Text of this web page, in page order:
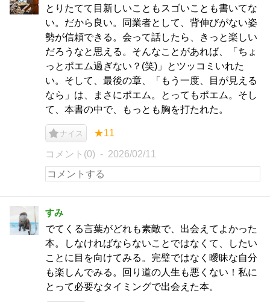
とりたてて目新しいこともスゴいことも書いてな
い。だから良い。同業者として、背伸びがない姿
勢が信頼できる。会って話したら、きっと楽しい
だろうなと思える。そんなことがあれば、「ちょ
っとポエム過ぎない？(笑)」とツッコミいれた
い。そして、最後の章、「もう一度、目が見える
なら」は、まさにポエム。とってもポエム。そし
て、本書の中で、もっとも胸を打たれた。
ナイス ★11
コメント(0) 2026/02/11
すみ
でてくる言葉がどれも素敵で、出会えてよかった
本。しなければならないことではなくて、したい
ことに目を向けてみる。完璧ではなく曖昧な自分
も楽しんでみる。回り道の人生も悪くない！私に
とって必要なタイミングで出会えた本。